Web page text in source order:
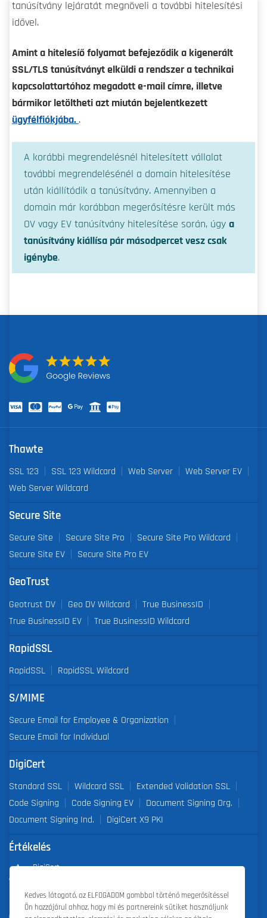
tanúsítvány lejáratát megnöveli a további hitelesítési
idővel.
Amint a hitelesíő folyamat befejeződik a kigenerált
SSL/TLS tanúsítványt elküldi a rendszer a technikai
kapcsolattartóhoz megadott e-mail címre, illetve
bármikor letöltheti azt miután bejelentkezett
ügyfélfiókjába. .
A korábbi megrendelésnél hitelesített vállalat
további megrendelésénél a domain hitelesítése
után kiállítódik a tanúsítvány. Amennyiben a
domain már korábban megerősítésre került más
OV vagy EV tanúsítvány hitelesítése során, úgy a
tanúsítvány kiállísa pár másodpercet vesz csak
igénybe.
Thawte
SSL 123 SSL 123 Wildcard Web Server
Web Server EV
Web Server Wildcard
Secure Site
Secure Site Secure Site Pro
Secure Site Pro Wildcard
Secure Site EV
Secure Site Pro EV
GeoTrust
Geotrust DV Geo DV Wildcard
True BusinessID
True BusinessID EV
True BusinessID Wildcard
RapidSSL
RapidSSL RapidSSL Wildcard
S/MIME
Secure Email for Employee & Organization
Secure Email for Individual
DigiCert
Standard SSL Wildcard SSL
Extended Validation SSL
Code Signing
Code Signing EV
Document Signing Org.
Document Signing Ind.
DigiCert X9 PKI
Értékelés
DigiCert
Outstanding Sales Performance Award 2018, 2019, 2020, 2021,
Kedves látogató, az ELFOGADOM gombbal történő megerősítéssel
Ön hozzájárul ahhoz, hogy mi és partnereink sütiket használjunk